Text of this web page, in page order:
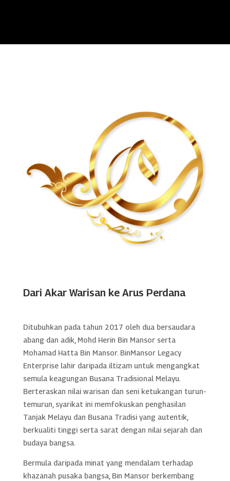
Dari Akar Warisan ke Arus Perdana
Ditubuhkan pada tahun 2017 oleh dua bersaudara
abang dan adik, Mohd Herin Bin Mansor serta
Mohamad Hatta Bin Mansor. BinMansor Legacy
Enterprise lahir daripada iltizam untuk mengangkat
semula keagungan Busana Tradisional Melayu.
Berteraskan nilai warisan dan seni ketukangan turun-
temurun, syarikat ini memfokuskan penghasilan
Tanjak Melayu dan Busana Tradisi yang autentik,
berkualiti tinggi serta sarat dengan nilai sejarah dan
budaya bangsa.
Bermula daripada minat yang mendalam terhadap
khazanah pusaka bangsa, Bin Mansor berkembang